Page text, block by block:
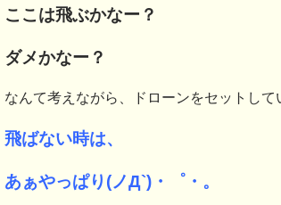
ここは飛ぶかなー？
ダメかなー？
なんて考えながら、ドローンをセットして
飛ばない時は、
あぁやっぱり(ノД`)・゜・。